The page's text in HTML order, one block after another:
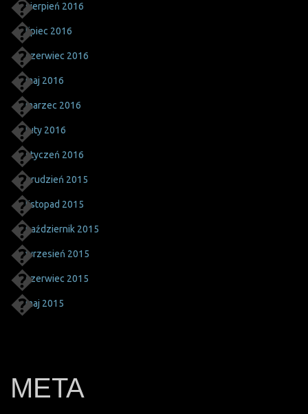
sierpień 2016
lipiec 2016
czerwiec 2016
maj 2016
marzec 2016
luty 2016
styczeń 2016
grudzień 2015
listopad 2015
październik 2015
wrzesień 2015
czerwiec 2015
maj 2015
META